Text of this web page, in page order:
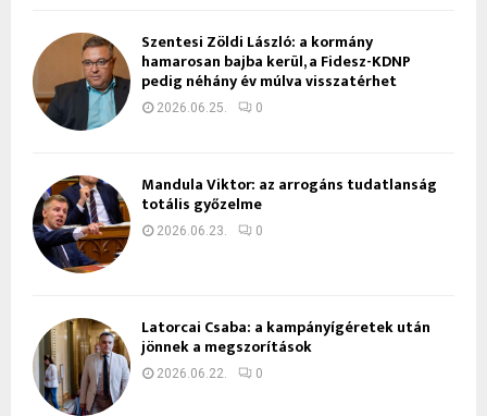
Szentesi Zöldi László: a kormány
hamarosan bajba kerül, a Fidesz-KDNP
pedig néhány év múlva visszatérhet
2026.06.25. 0
Mandula Viktor: az arrogáns tudatlanság
totális győzelme
2026.06.23. 0
Latorcai Csaba: a kampányígéretek után
jönnek a megszorítások
2026.06.22. 0